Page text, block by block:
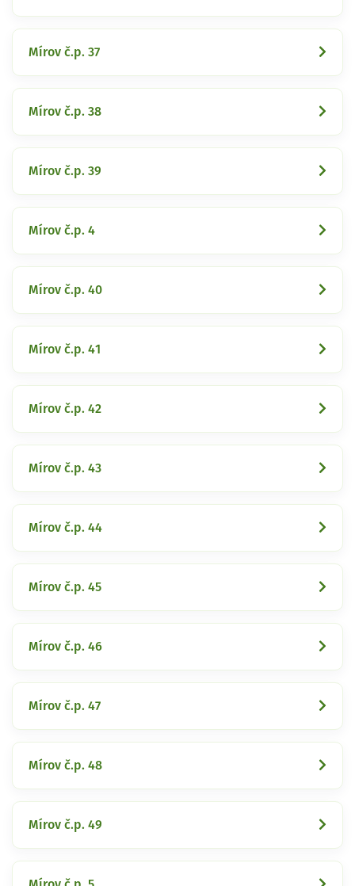
Mírov č.p. 37
Mírov č.p. 38
Mírov č.p. 39
Mírov č.p. 4
Mírov č.p. 40
Mírov č.p. 41
Mírov č.p. 42
Mírov č.p. 43
Mírov č.p. 44
Mírov č.p. 45
Mírov č.p. 46
Mírov č.p. 47
Mírov č.p. 48
Mírov č.p. 49